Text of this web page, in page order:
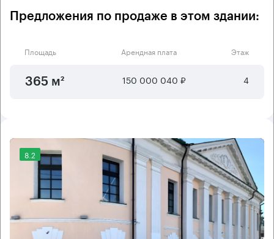
Предложения по продаже в этом здании:
Площадь Арендная плата Этаж
365 м² 150 000 040 ₽ 4
8.2